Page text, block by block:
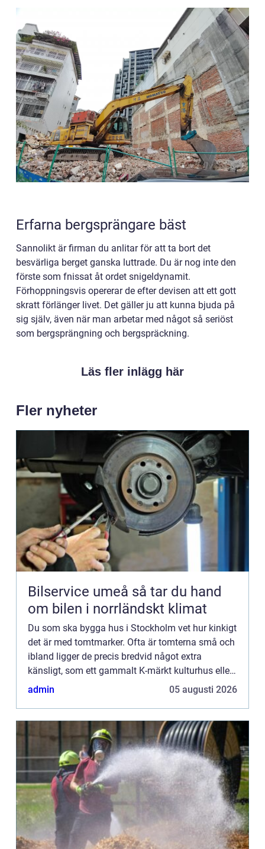
Erfarna bergsprängare bäst
Sannolikt är firman du anlitar för att ta bort det
besvärliga berget ganska luttrade. Du är nog inte den
förste som fnissat åt ordet snigeldynamit.
Förhoppningsvis opererar de efter devisen att ett gott
skratt förlänger livet. Det gäller ju att kunna bjuda på
sig själv, även när man arbetar med något så seriöst
som bergsprängning och bergspräckning.
Läs fler inlägg här
Fler nyheter
Bilservice umeå så tar du hand
om bilen i norrländskt klimat
Du som ska bygga hus i Stockholm vet hur kinkigt
det är med tomtmarker. Ofta är tomterna små och
ibland ligger de precis bredvid något extra
känsligt, som ett gammalt K-märkt kulturhus eller
liknande. Då gäl...
admin 05 augusti 2026